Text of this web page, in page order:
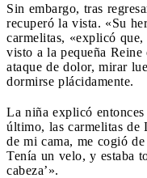
Sin embargo, tras
recuperó la vista. «Su
carmelitas, «explicó
visto a la pequeña Reine
ataque de dolor, mirar
dormirse plácidamente.
La niña explicó
último, las carmelitas de
de mi cama, me cogió
Tenía un velo, y estaba
cabeza’».